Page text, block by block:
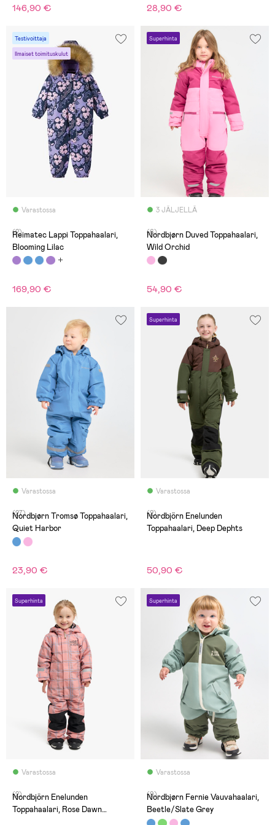
146,90 €
Karvareunuksen saa
28,90 €
Testivoittaja
Ilmaiset toimituskulut
Varastossa
(2)
Reimatec Lappi Toppahaalari,
Blooming Lilac
169,90 €
Superhinta
3 JÄLJELLÄ
(6)
Nordbjørn Duved Toppahaalari,
Wild Orchid
54,90 €
Varastossa
(27)
Nordbjørn Tromsø Toppahaalari,
Quiet Harbor
23,90 €
Superhinta
Varastossa
(2)
Nordbjörn Enelunden
Toppahaalari, Deep Dephts
50,90 €
Superhinta
Varastossa
(2)
Nordbjörn Enelunden
Toppahaalari, Rose Dawn
Superhinta
Varastossa
(9)
Nordbjørn Fernie Vauvahaalari,
Beetle/Slate Grey